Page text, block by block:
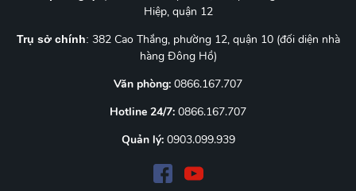
Hiệp, quận 12
Trụ sở chính: 382 Cao Thắng, phường 12, quận 10 (đối diện nhà
hàng Đông Hồ)
Văn phòng: 0866.167.707
Hotline 24/7: 0866.167.707
Quản lý:0903.099.939